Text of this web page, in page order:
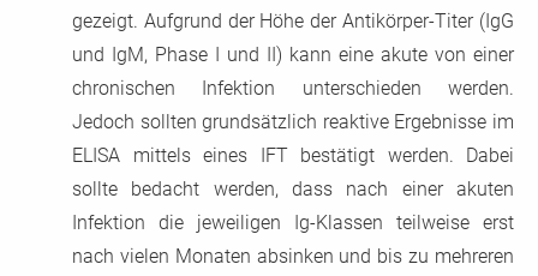
gezeigt. Aufgrund der Höhe der Antikörper-Titer (IgG
und IgM, Phase I und II) kann eine akute von einer
chronischen Infektion unterschieden werden.
Jedoch sollten grundsätzlich reaktive Ergebnisse im
ELISA mittels eines IFT bestätigt werden. Dabei
sollte bedacht werden, dass nach einer akuten
Infektion die jeweiligen Ig-Klassen teilweise erst
nach vielen Monaten absinken und bis zu mehreren